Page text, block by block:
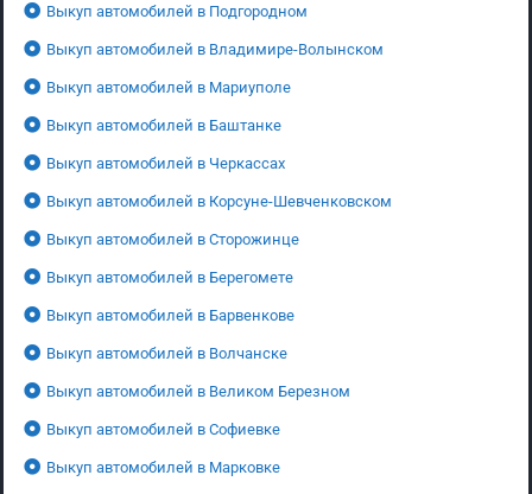
Выкуп автомобилей в Подгородном
Выкуп автомобилей в Владимире-Волынском
Выкуп автомобилей в Мариуполе
Выкуп автомобилей в Баштанке
Выкуп автомобилей в Черкассах
Выкуп автомобилей в Корсуне-Шевченковском
Выкуп автомобилей в Сторожинце
Выкуп автомобилей в Берегомете
Выкуп автомобилей в Барвенкове
Выкуп автомобилей в Волчанске
Выкуп автомобилей в Великом Березном
Выкуп автомобилей в Софиевке
Выкуп автомобилей в Марковке